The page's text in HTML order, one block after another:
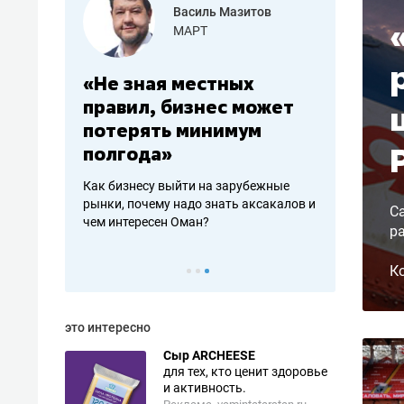
Василь Мазитов
МАРТ
«Не зная местных
правил, бизнес может
потерять минимум
полгода»
Как бизнесу выйти на зарубежные
рынки, почему надо знать аксакалов и
чем интересен Оман?
«Мне
не
чем
Владелец
о
это интересно
Сыр ARCHEESE
для тех, кто ценит здоровье
и активность.